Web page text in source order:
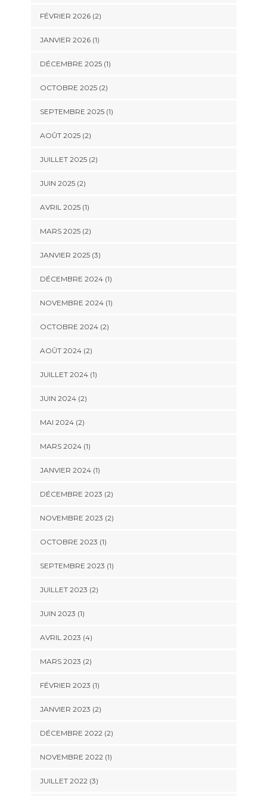
FÉVRIER 2026(2)
JANVIER 2026(1)
DÉCEMBRE 2025(1)
OCTOBRE 2025(2)
SEPTEMBRE 2025(1)
AOÛT 2025(2)
JUILLET 2025(2)
JUIN 2025(2)
AVRIL 2025(1)
MARS 2025(2)
JANVIER 2025(3)
DÉCEMBRE 2024(1)
NOVEMBRE 2024(1)
OCTOBRE 2024(2)
AOÛT 2024(2)
JUILLET 2024(1)
JUIN 2024(2)
MAI 2024(2)
MARS 2024(1)
JANVIER 2024(1)
DÉCEMBRE 2023 (2)
NOVEMBRE 2023 (2)
OCTOBRE 2023 (1)
SEPTEMBRE 2023 (1)
JUILLET 2023 (2)
JUIN 2023 (1)
AVRIL 2023 (4)
MARS 2023 (2)
FÉVRIER 2023 (1)
JANVIER 2023 (2)
DÉCEMBRE 2022(2)
NOVEMBRE 2022(1)
JUILLET 2022(3)